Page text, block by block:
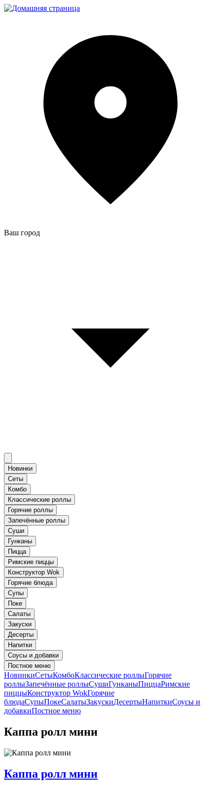
Ваш город
Новинки
Сеты
Комбо
Классические роллы
Горячие роллы
Запечённые роллы
Суши
Гунканы
Пицца
Римские пиццы
Конструктор Wok
Горячие блюда
Супы
Поке
Салаты
Закуски
Десерты
Напитки
Соусы и добавки
Постное меню
НовинкиСетыКомбоКлассические роллыГорячие
роллыЗапечённые роллыСушиГунканыПиццаРимские
пиццыКонструктор WokГорячие
блюдаСупыПокеСалатыЗакускиДесертыНапиткиСоусы и
добавкиПостное меню
Каппа ролл мини
Каппа ролл мини